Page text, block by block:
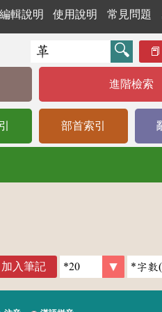
編輯說明 使用說明 常見問題
進階檢索
部首索引
加入筆記